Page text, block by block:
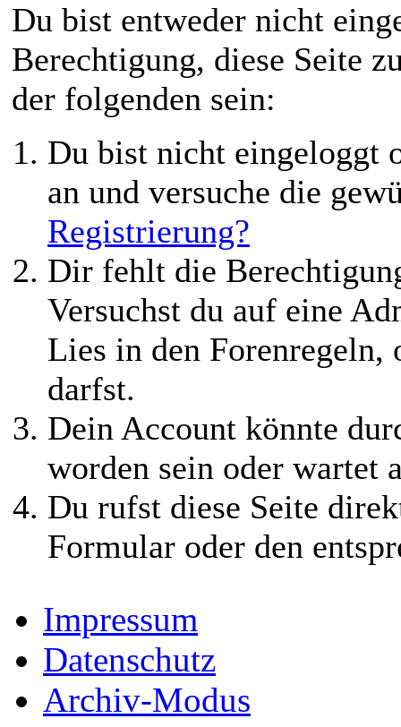
Du bist entweder nicht
Berechtigung, diese Seite
der folgenden sein:
Du bist nicht eingeloggt
an und versuche die
Registrierung?
Dir fehlt die
Versuchst du auf eine
Lies in den Forenregeln,
darfst.
Dein Account könnte
worden sein oder wartet
Du rufst diese Seite
Formular oder den
Impressum
Datenschutz
Archiv-Modus